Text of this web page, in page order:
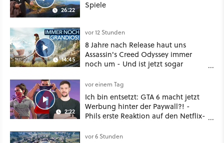
26:22
Spiele
14:45
vor 12 Stunden
8 Jahre nach Release haut uns
Assassin's Creed Odyssey immer
noch um - Und ist jetzt sogar
2:22
vor einem Tag
Ich bin entsetzt: GTA 6 macht jetzt
Werbung hinter der Paywall?! -
Phils erste Reaktion auf den Netflix-
vor 6 Stunden